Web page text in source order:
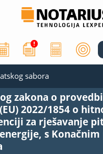
sabora
zakona o
2022/1854 o
za rješavanje
s